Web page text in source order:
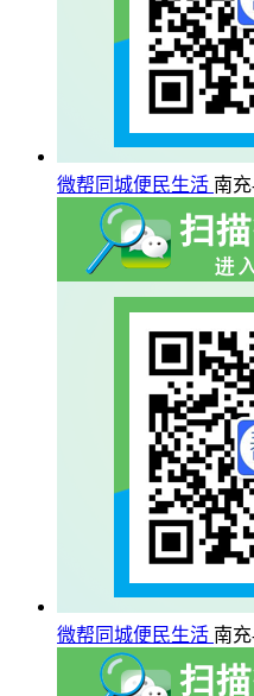
微帮同城便民生活 南
微帮同城便民生活 南